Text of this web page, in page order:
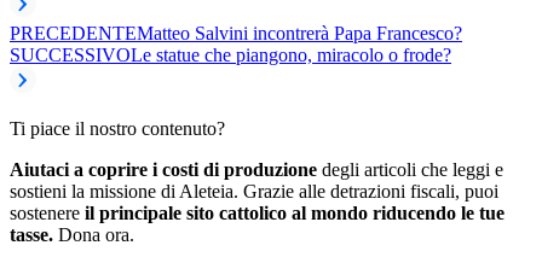
PRECEDENTEMatteo Salvini incontrerà Papa Francesco?
SUCCESSIVOLe statue che piangono, miracolo o frode?
Ti piace il nostro contenuto?
Aiutaci a coprire i costi di produzione degli articoli che leggi e
sostieni la missione di Aleteia. Grazie alle detrazioni fiscali, puoi
sostenere il principale sito cattolico al mondo riducendo le tue
tasse. Dona ora.